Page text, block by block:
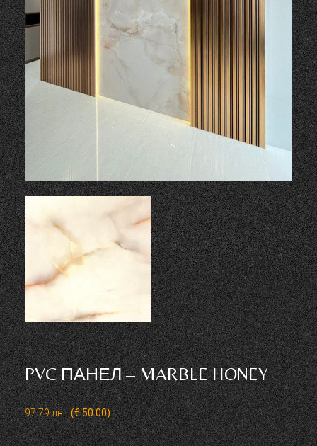
PVC ПАНЕЛ – MARBLE HONEY
97.79лв. (€ 50.00)